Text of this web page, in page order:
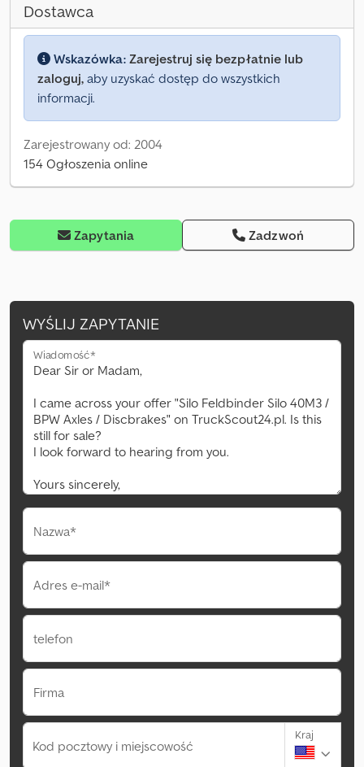
Dostawca
Wskazówka: Zarejestruj się bezpłatnie lub
zaloguj, aby uzyskać dostęp do wszystkich
informacji.
Zarejestrowany od: 2004
154 Ogłoszenia online
Zapytania Zadzwoń
WYŚLIJ ZAPYTANIE
Wiadomość*
Nazwa*
Adres e-mail*
telefon
Firma
Kod pocztowy i miejscowość
Kraj